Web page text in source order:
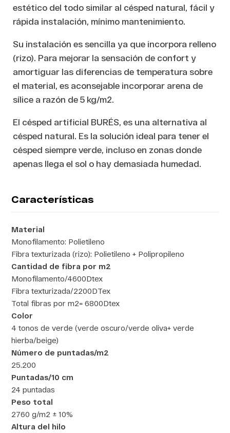
estético del todo similar al césped natural, fácil y
rápida instalación, mínimo mantenimiento.
Su instalación es sencilla ya que incorpora relleno
(rizo). Para mejorar la sensación de confort y
amortiguar las diferencias de temperatura sobre
el material, es aconsejable incorporar arena de
sílice a razón de 5 kg/m2.
El césped artificial BURÉS, es una alternativa al
césped natural. Es la solución ideal para tener el
césped siempre verde, incluso en zonas donde
apenas llega el sol o hay demasiada humedad.
Características
Material
Monofilamento: Polietileno
Fibra texturizada (rizo): Polietileno + Polipropileno
Cantidad de fibra por m2
Monofilamento/4600Dtex
Fibra texturizada/2200DTex
Total fibras por m2= 6800Dtex
Color
4 tonos de verde (verde oscuro/verde oliva+ verde
hierba/beige)
Número de puntadas/m2
25.200
Puntadas/10 cm
24 puntadas
Peso total
2760 g/m2 ± 10%
Altura del hilo